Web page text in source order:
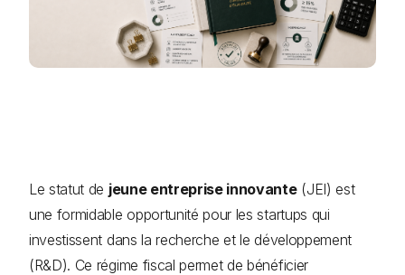
Le statut de jeune entreprise innovante(JEI) est
une formidable opportunité pour les startups qui
investissent dans la recherche et le développement
(R&D). Ce régime fiscal permet de bénéficier